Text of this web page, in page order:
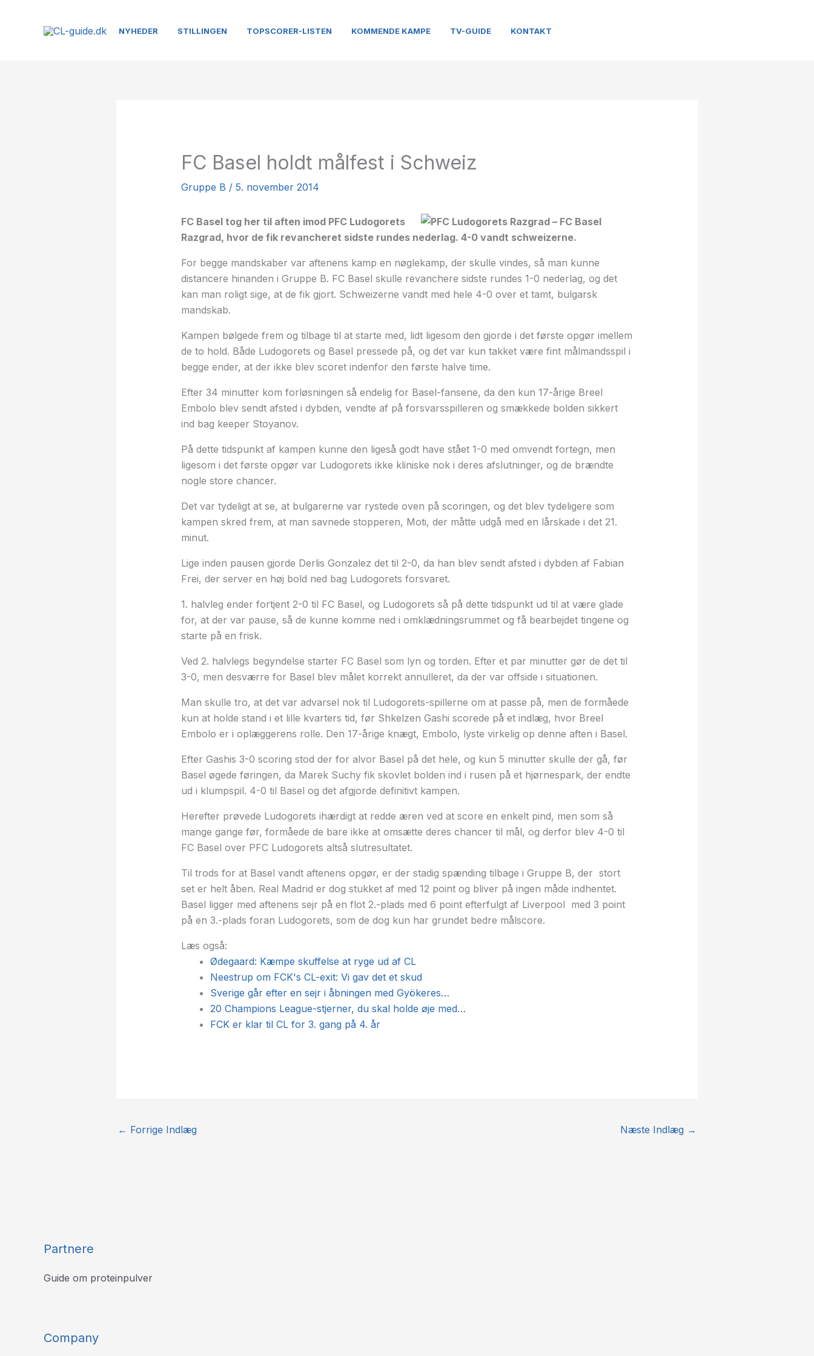
NYHEDER STILLINGEN TOPSCORER-LISTEN KOMMENDE KAMPE TV-GUIDE KONTAKT
FC Basel holdt målfest i Schweiz
Gruppe B / 5. november 2014
FC Basel tog her til aften imod PFC Ludogorets
Razgrad, hvor de fik revancheret sidste rundes nederlag. 4-0 vandt schweizerne.
For begge mandskaber var aftenens kamp en nøglekamp, der skulle vindes, så man kunne
distancere hinanden i Gruppe B. FC Basel skulle revanchere sidste rundes 1-0 nederlag, og det
kan man roligt sige, at de fik gjort. Schweizerne vandt med hele 4-0 over et tamt, bulgarsk
mandskab.
Kampen bølgede frem og tilbage til at starte med, lidt ligesom den gjorde i det første opgør imellem
de to hold. Både Ludogorets og Basel pressede på, og det var kun takket være fint målmandsspil i
begge ender, at der ikke blev scoret indenfor den første halve time.
Efter 34 minutter kom forløsningen så endelig for Basel-fansene, da den kun 17-årige Breel
Embolo blev sendt afsted i dybden, vendte af på forsvarsspilleren og smækkede bolden sikkert
ind bag keeper Stoyanov.
På dette tidspunkt af kampen kunne den ligeså godt have stået 1-0 med omvendt fortegn, men
ligesom i det første opgør var Ludogorets ikke kliniske nok i deres afslutninger, og de brændte
nogle store chancer.
Det var tydeligt at se, at bulgarerne var rystede oven på scoringen, og det blev tydeligere som
kampen skred frem, at man savnede stopperen, Moti, der måtte udgå med en lårskade i det 21.
minut.
Lige inden pausen gjorde Derlis Gonzalez det til 2-0, da han blev sendt afsted i dybden af Fabian
Frei, der server en høj bold ned bag Ludogorets forsvaret.
1. halvleg ender fortjent 2-0 til FC Basel, og Ludogorets så på dette tidspunkt ud til at være glade
for, at der var pause, så de kunne komme ned i omklædningsrummet og få bearbejdet tingene og
starte på en frisk.
Ved 2. halvlegs begyndelse starter FC Basel som lyn og torden. Efter et par minutter gør de det til
3-0, men desværre for Basel blev målet korrekt annulleret, da der var offside i situationen.
Man skulle tro, at det var advarsel nok til Ludogorets-spillerne om at passe på, men de formåede
kun at holde stand i et lille kvarters tid, før Shkelzen Gashi scorede på et indlæg, hvor Breel
Embolo er i oplæggerens rolle. Den 17-årige knægt, Embolo, lyste virkelig op denne aften i Basel.
Efter Gashis 3-0 scoring stod der for alvor Basel på det hele, og kun 5 minutter skulle der gå, før
Basel øgede føringen, da Marek Suchy fik skovlet bolden ind i rusen på et hjørnespark, der endte
ud i klumpspil. 4-0 til Basel og det afgjorde definitivt kampen.
Herefter prøvede Ludogorets ihærdigt at redde æren ved at score en enkelt pind, men som så
mange gange før, formåede de bare ikke at omsætte deres chancer til mål, og derfor blev 4-0 til
FC Basel over PFC Ludogorets altså slutresultatet.
Til trods for at Basel vandt aftenens opgør, er der stadig spænding tilbage i Gruppe B, der stort
set er helt åben. Real Madrid er dog stukket af med 12 point og bliver på ingen måde indhentet.
Basel ligger med aftenens sejr på en flot 2.-plads med 6 point efterfulgt af Liverpool med 3 point
på en 3.-plads foran Ludogorets, som de dog kun har grundet bedre målscore.
Læs også:
Ødegaard: Kæmpe skuffelse at ryge ud af CL
Neestrup om FCK's CL-exit: Vi gav det et skud
Sverige går efter en sejr i åbningen med Gyökeres…
20 Champions League-stjerner, du skal holde øje med…
FCK er klar til CL for 3. gang på 4. år
← Forrige Indlæg Næste Indlæg →
Partnere
Guide om proteinpulver
Company